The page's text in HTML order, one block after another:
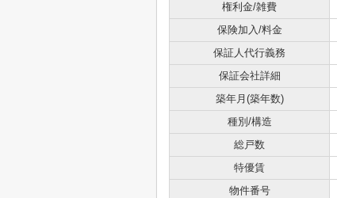
権利金/雑費
保険加入/料金
保証人代行義務
保証会社詳細
築年月(築年数)
種別/構造
総戸数
特優賃
物件番号